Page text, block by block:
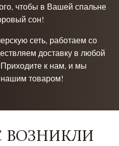
чтобы в Вашей спальне
сон!
сеть, работаем со
доставку в любой
к нам, и мы
товаром!
ВОЗНИКЛИ